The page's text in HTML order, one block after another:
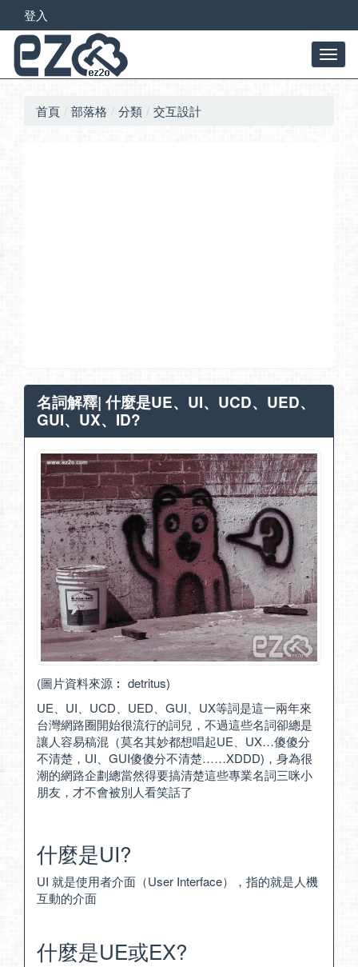
登入
首頁 部落格 分類 交互設計
名詞解釋| 什麼是UE、UI、UCD、UED、
GUI、UX、ID?
(圖片資料來源︰ detritus)
UE、UI、UCD、UED、GUI、UX等詞是這一兩年來
台灣網路圈開始很流行的詞兒，不過這些名詞卻總是
讓人容易稿混（莫名其妙都想唱起UE、UX…傻傻分
不清楚，UI、GUI傻傻分不清楚……XDDD)，身為很
潮的網路企劃總當然得要搞清楚這些專業名詞三咪小
朋友，才不會被別人看笑話了
什麼是UI?
UI 就是使用者介面（User Interface），指的就是人機
互動的介面
什麼是UE或EX?